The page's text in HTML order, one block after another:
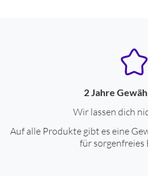
2 Jahre
Wir lassen dich
Auf alle Produkte gibt es eine
für sorgenfreies